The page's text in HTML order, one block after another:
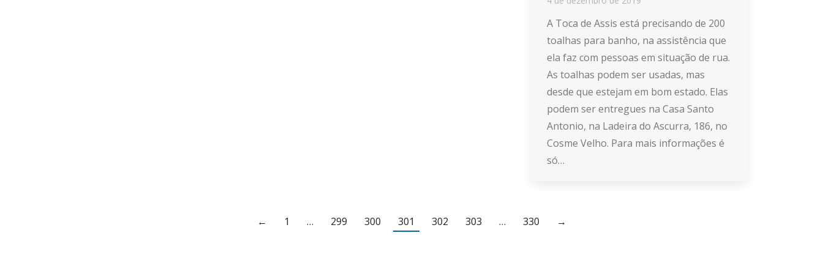
A Toca de Assis está precisando de 200
toalhas para banho, na assistência que
ela faz com pessoas em situação de rua.
As toalhas podem ser usadas, mas
desde que estejam em bom estado. Elas
podem ser entregues na Casa Santo
Antonio, na Ladeira do Ascurra, 186, no
Cosme Velho. Para mais informações é
só…
← 1 … 299 300 301 302 303 … 330 →